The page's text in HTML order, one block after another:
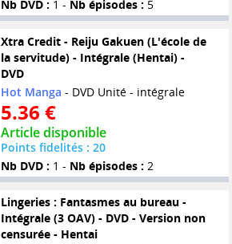
Nb DVD : 1 - Nb épisodes : 5
Xtra Credit - Reiju Gakuen (L'école de
la servitude) - Intégrale (Hentai) -
DVD
Hot Manga - DVD Unité - intégrale
5.36 €
Article disponible
Points fidelités : 20
Nb DVD : 1 - Nb épisodes : 2
Lingeries : Fantasmes au bureau -
Intégrale (3 OAV) - DVD - Version non
censurée - Hentai